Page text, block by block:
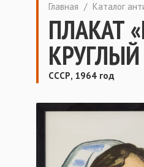
Главная / Каталог
ПЛАКАТ
СССР, 1964 год